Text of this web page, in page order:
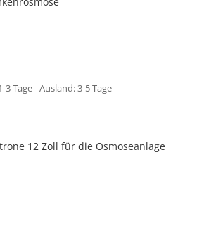
3 Tage - Ausland: 3-5 Tage
12 Zoll für die Osmoseanlage